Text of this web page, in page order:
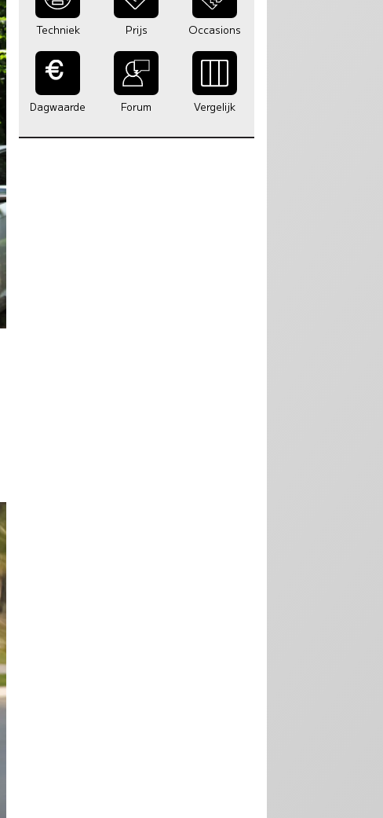
Techniek Prijs Occasions
Dagwaarde Forum Vergelijk